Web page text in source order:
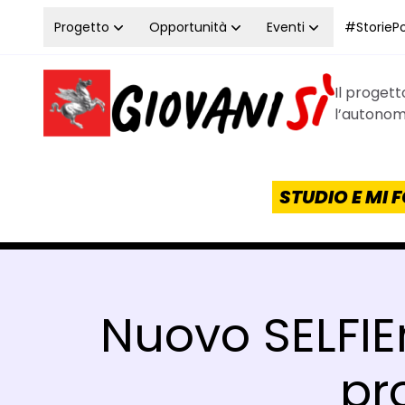
Vai al contenuto
Progetto Opportunità Eventi
Homepage Giovanisì - Progetto della Regione
Il
STUDIO E MI
Nuovo